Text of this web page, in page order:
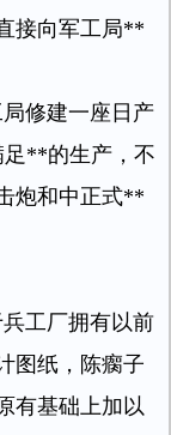
接向军工局**
修建一座日产
足**的生产，不
炮和中正式**
工厂拥有以前
图纸，陈瘸子
有基础上加以